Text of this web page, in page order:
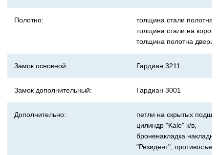
Полотно:
толщина стали полотна
толщина стали на
толщина полотна двери
Замок основной: Гардиан 3211
Замок дополнительный: Гардиан 3001
Дополнительно:
петли на скрытых
цилиндр "Kale" к/в,
броненакладка
"Резидент",